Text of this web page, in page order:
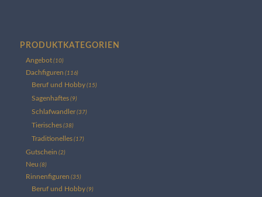
PRODUKTKATEGORIEN
Angebot (10)
Dachfiguren (116)
Beruf und Hobby (15)
Sagenhaftes (9)
Schlafwandler (37)
Tierisches (38)
Traditionelles (17)
Gutschein (2)
Neu (8)
Rinnenfiguren (35)
Beruf und Hobby (9)